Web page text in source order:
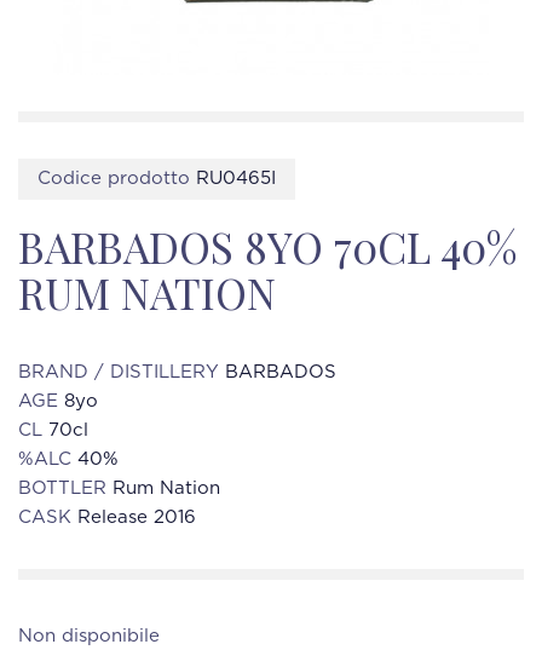
Codice prodotto RU0465I
BARBADOS 8YO 70CL 40%
RUM NATION
BRAND / DISTILLERY BARBADOS
AGE 8yo
CL 70cl
%ALC 40%
BOTTLER Rum Nation
CASK Release 2016
Non disponibile